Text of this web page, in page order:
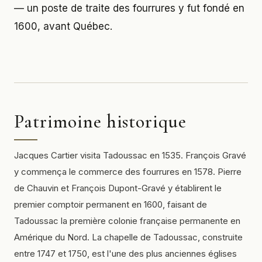
— un poste de traite des fourrures y fut fondé en
1600, avant Québec.
Patrimoine historique
Jacques Cartier visita Tadoussac en 1535. François Gravé
y commença le commerce des fourrures en 1578. Pierre
de Chauvin et François Dupont-Gravé y établirent le
premier comptoir permanent en 1600, faisant de
Tadoussac la première colonie française permanente en
Amérique du Nord. La chapelle de Tadoussac, construite
entre 1747 et 1750, est l'une des plus anciennes églises